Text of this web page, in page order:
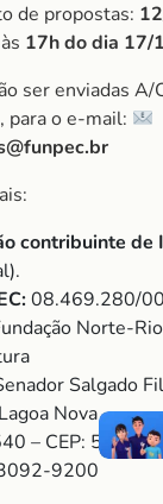
de propostas:
17h do dia 17/
ser enviadas A/
para o e-mail:
contribuinte de
08.469.280/
Norte-
Salgado
Nova –
– CEP:
9200